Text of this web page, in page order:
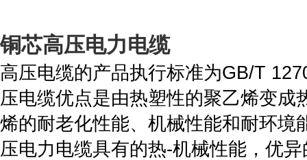
铜芯高压电力电缆
高压电缆的产品执行标准为GB/T
压电缆优点是由热塑性的聚乙烯变成
烯的耐老化性能、机械性能和耐环境
压电力电缆具有的热-机械性能，优